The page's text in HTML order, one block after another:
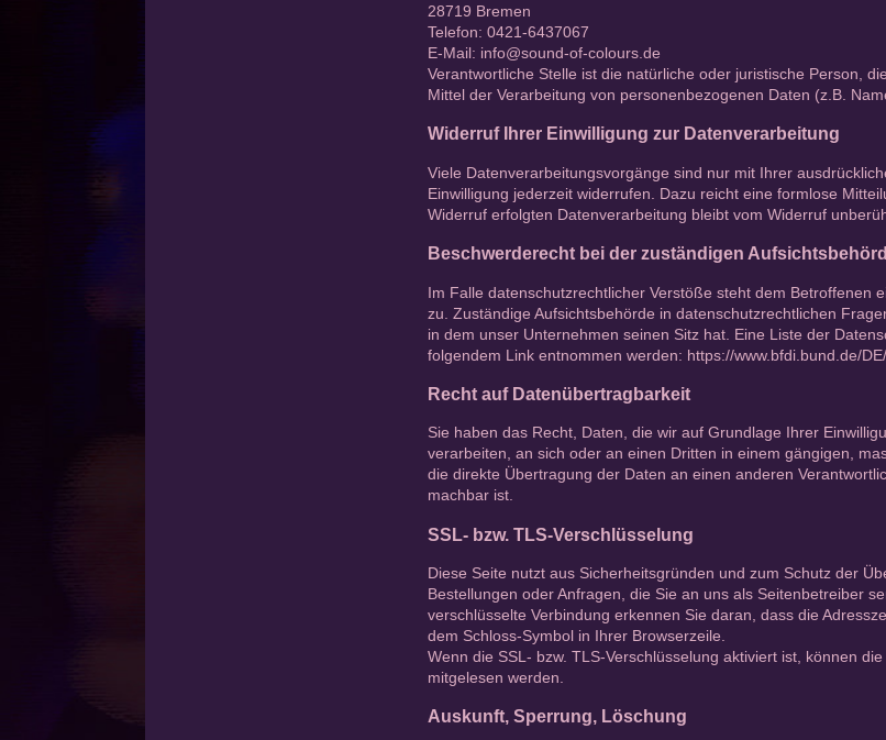
28719 Bremen
Telefon: 0421-6437067
E-Mail: info@sound-of-colours.de
Verantwortliche Stelle ist die natürliche oder juristische Person,
Mittel der Verarbeitung von personenbezogenen Daten (z.B.
Widerruf Ihrer Einwilligung zur Datenverarbeitung
Viele Datenverarbeitungsvorgänge sind nur mit Ihrer
Einwilligung jederzeit widerrufen. Dazu reicht eine formlose
Widerruf erfolgten Datenverarbeitung bleibt vom Widerruf
Beschwerderecht bei der zuständigen
Im Falle datenschutzrechtlicher Verstöße steht dem Betroffenen
zu. Zuständige Aufsichtsbehörde in datenschutzrechtlichen
in dem unser Unternehmen seinen Sitz hat. Eine Liste der
folgendem Link entnommen werden: https://www.bfdi.bund.de/
Recht auf Datenübertragbarkeit
Sie haben das Recht, Daten, die wir auf Grundlage Ihrer
verarbeiten, an sich oder an einen Dritten in einem gängigen,
die direkte Übertragung der Daten an einen anderen
machbar ist.
SSL- bzw. TLS-Verschlüsselung
Diese Seite nutzt aus Sicherheitsgründen und zum Schutz der
Bestellungen oder Anfragen, die Sie an uns als Seitenbetreiber
verschlüsselte Verbindung erkennen Sie daran, dass die
dem Schloss-Symbol in Ihrer Browserzeile.
Wenn die SSL- bzw. TLS-Verschlüsselung aktiviert ist, können
mitgelesen werden.
Auskunft, Sperrung, Löschung